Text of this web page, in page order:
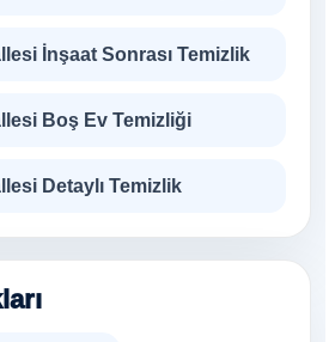
İnşaat Sonrası Temizlik
Boş Ev Temizliği
Detaylı Temizlik